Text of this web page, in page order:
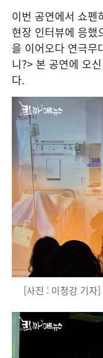
이번 공연에서 쇼펜
현장 인터뷰에 응
을 이어오다 연극무
니?> 본 공연에 오
다.
[사진 : 이청강 기자]